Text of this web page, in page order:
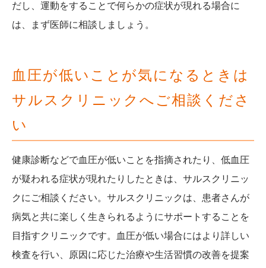
だし、運動をすることで何らかの症状が現れる場合に
は、まず医師に相談しましょう。
血圧が低いことが気になるときは
サルスクリニックへご相談くださ
い
健康診断などで血圧が低いことを指摘されたり、低血圧
が疑われる症状が現れたりしたときは、サルスクリニッ
クにご相談ください。サルスクリニックは、患者さんが
病気と共に楽しく生きられるようにサポートすることを
目指すクリニックです。血圧が低い場合にはより詳しい
検査を行い、原因に応じた治療や生活習慣の改善を提案